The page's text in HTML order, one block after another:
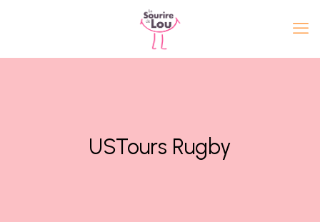
USTours Rugby